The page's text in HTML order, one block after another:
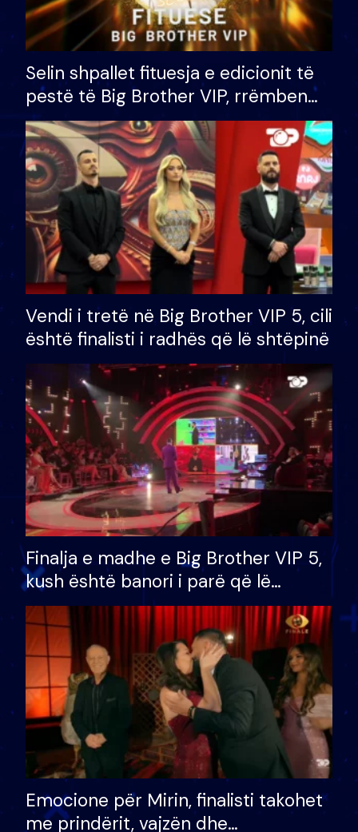
Selin shpallet fituesja e edicionit të
pestë të Big Brother VIP, rrëmben
çmimin e madh prej 100 mijë eurosh
Vendi i tretë në Big Brother VIP 5, cili
është finalisti i radhës që lë shtëpinë
Finalja e madhe e Big Brother VIP 5,
kush është banori i parë që lë
shtëpinë dhe humb mundësinë për
të fituar çmimin e madh
Emocione për Mirin, finalisti takohet
me prindërit, vajzën dhe